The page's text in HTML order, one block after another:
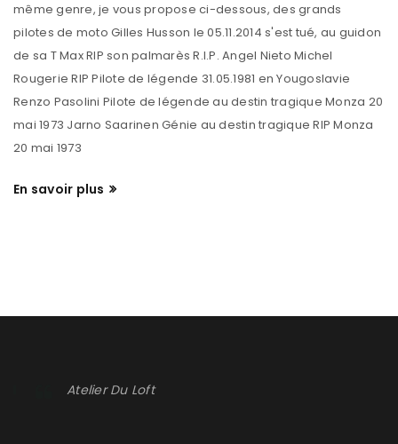
même genre, je vous propose ci-dessous, des grands
pilotes de moto Gilles Husson le 05.11.2014 s'est tué, au guidon
de sa T Max RIP son palmarès R.I.P. Angel Nieto Michel
Rougerie RIP Pilote de légende 31.05.1981 en Yougoslavie
Renzo Pasolini Pilote de légende au destin tragique Monza 20
mai 1973 Jarno Saarinen Génie au destin tragique RIP Monza
20 mai 1973
En savoir plus
Atelier Du Loft